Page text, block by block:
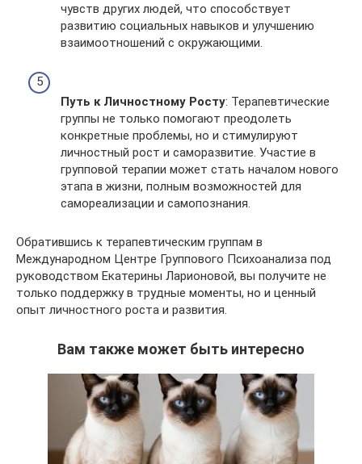
чувств других людей, что способствует
развитию социальных навыков и улучшению
взаимоотношений с окружающими.
Путь к Личностному Росту: Терапевтические
группы не только помогают преодолеть
конкретные проблемы, но и стимулируют
личностный рост и саморазвитие. Участие в
групповой терапии может стать началом нового
этапа в жизни, полным возможностей для
самореализации и самопознания.
Обратившись к терапевтическим группам в
Международном Центре Группового Психоанализа под
руководством Екатерины Ларионовой, вы получите не
только поддержку в трудные моменты, но и ценный
опыт личностного роста и развития.
Вам также может быть интересно